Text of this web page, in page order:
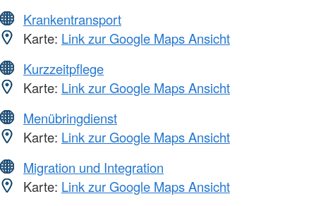
Krankentransport
Karte: Link zur Google Maps Ansicht
Kurzzeitpflege
Karte: Link zur Google Maps Ansicht
Menübringdienst
Karte: Link zur Google Maps Ansicht
Migration und Integration
Karte: Link zur Google Maps Ansicht